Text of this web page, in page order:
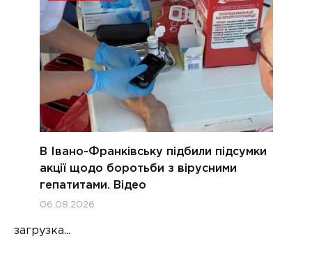
В Івано-Франківську підбили підсумки
акції щодо боротьби з вірусними
гепатитами. Відео
06.08.2026
загрузка...